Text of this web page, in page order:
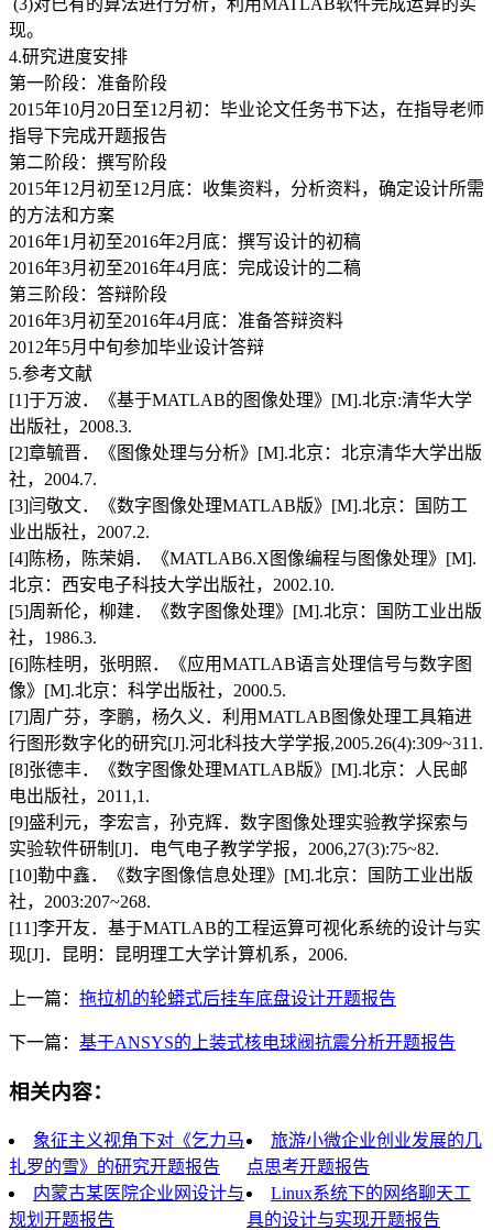
(3)对已有的算法进行分析，利用MATLAB软件完成运算的实
现。
4.研究进度安排
第一阶段：准备阶段
2015年10月20日至12月初：毕业论文任务书下达，在指导老师
指导下完成开题报告
第二阶段：撰写阶段
2015年12月初至12月底：收集资料，分析资料，确定设计所需
的方法和方案
2016年1月初至2016年2月底：撰写设计的初稿
2016年3月初至2016年4月底：完成设计的二稿
第三阶段：答辩阶段
2016年3月初至2016年4月底：准备答辩资料
2012年5月中旬参加毕业设计答辩
5.参考文献
[1]于万波．《基于MATLAB的图像处理》[M].北京:清华大学
出版社，2008.3.
[2]章毓晋．《图像处理与分析》[M].北京：北京清华大学出版
社，2004.7.
[3]闫敬文．《数字图像处理MATLAB版》[M].北京：国防工
业出版社，2007.2.
[4]陈杨，陈荣娟．《MATLAB6.X图像编程与图像处理》[M].
北京：西安电子科技大学出版社，2002.10.
[5]周新伦，柳建．《数字图像处理》[M].北京：国防工业出版
社，1986.3.
[6]陈桂明，张明照．《应用MATLAB语言处理信号与数字图
像》[M].北京：科学出版社，2000.5.
[7]周广芬，李鹏，杨久义．利用MATLAB图像处理工具箱进
行图形数字化的研究[J].河北科技大学学报,2005.26(4):309~311.
[8]张德丰．《数字图像处理MATLAB版》[M].北京：人民邮
电出版社，2011,1.
[9]盛利元，李宏言，孙克辉．数字图像处理实验教学探索与
实验软件研制[J]．电气电子教学学报，2006,27(3):75~82.
[10]勒中鑫．《数字图像信息处理》[M].北京：国防工业出版
社，2003:207~268.
[11]李开友．基于MATLAB的工程运算可视化系统的设计与实
现[J]．昆明：昆明理工大学计算机系，2006.
上一篇： 拖拉机的轮蟒式后挂车底盘设计开题报告
下一篇： 基于ANSYS的上装式核电球阀抗震分析开题报告
相关内容：
象征主义视角下对《乞力马
扎罗的雪》的研究开题报告
旅游小微企业创业发展的几
点思考开题报告
内蒙古某医院企业网设计与
规划开题报告
Linux系统下的网络聊天工
具的设计与实现开题报告